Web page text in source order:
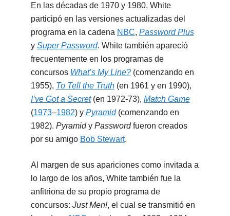
En las décadas de 1970 y 1980, White
participó en las versiones actualizadas del
programa en la cadena NBC, Password Plus
y Super Password. White también apareció
frecuentemente en los programas de
concursos What’s My Line?(comenzando en
1955), To Tell the Truth(en 1961 y en 1990),
I’ve Got a Secret(en 1972-73), Match Game
(1973–1982) y Pyramid(comenzando en
1982). Pyramidy Passwordfueron creados
por su amigo Bob Stewart.
Al margen de sus apariciones como invitada a
lo largo de los años, White también fue la
anfitriona de su propio programa de
concursos: Just Men!, el cual se transmitió en